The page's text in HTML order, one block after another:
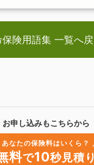
険用語集 一覧へ
お申し込みもこちらから
あなたの保険料はいくら？
料で10秒見積り